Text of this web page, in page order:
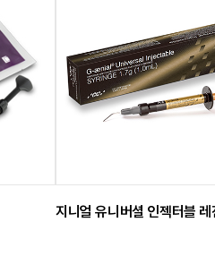
지니얼 유니버셜 인젝터블 레